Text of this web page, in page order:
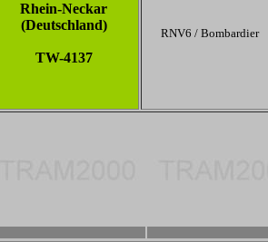
Rhein-Neckar
(Deutschland)
TW-4137
RNV6 / Bombardier